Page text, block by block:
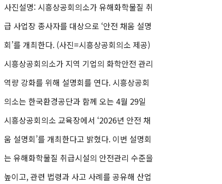
사진설명: 시흥상공회의소가 유해화학물질 취
급 사업장 종사자를 대상으로 ‘안전 채움 설명
회’를 개최한다. (사진=시흥상공회의소 제공)
시흥상공회의소가 지역 기업의 화학안전 관리
역량 강화를 위해 설명회를 연다. 시흥상공회
의소는 한국환경공단과 함께 오는 4월 29일
시흥상공회의소 교육장에서 ‘2026년 안전 채
움 설명회’를 개최한다고 밝혔다. 이번 설명회
는 유해화학물질 취급시설의 안전관리 수준을
높이고, 관련 법령과 사고 사례를 공유해 산업